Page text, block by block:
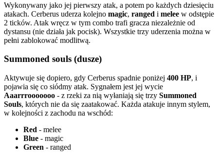
Wykonywany jako jej pierwszy atak, a potem po każdych dziesięciu
atakach. Cerberus uderza kolejno magic, ranged i melee w odstępie
2 ticków. Atak wręcz w tym combo trafi gracza niezależnie od
dystansu (nie działa jak pocisk). Wszystkie trzy uderzenia można w
pełni zablokować modlitwą.
Summoned souls (dusze)
Aktywuje się dopiero, gdy Cerberus spadnie poniżej 400 HP, i
pojawia się co siódmy atak. Sygnałem jest jej wycie
Aaarrrooooooo - z rzeki za nią wyłaniają się trzy Summoned
Souls, których nie da się zaatakować. Każda atakuje innym stylem,
w kolejności z zachodu na wschód:
Red - melee
Blue - magic
Green - ranged